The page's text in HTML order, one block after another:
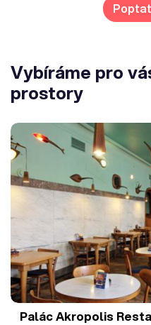
Vybíráme pro
prostory
Palác Akropolis